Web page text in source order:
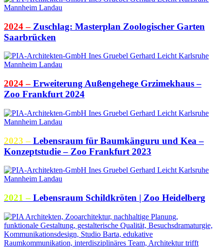
2024 – Zuschlag: Masterplan Zoologischer Garten
Saarbrücken
2024 – Erweiterung Außengehege Grzimekhaus –
Zoo Frankfurt 2024
2023 – Lebensraum für Baumkänguru und Kea –
Konzeptstudie – Zoo Frankfurt 2023
2021 – Lebensraum Schildkröten | Zoo Heidelberg